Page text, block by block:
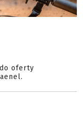
oferty